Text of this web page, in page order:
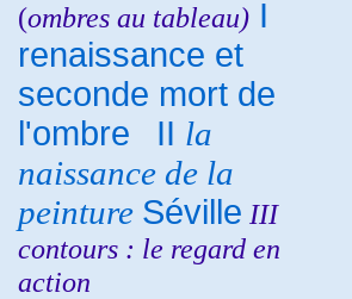
(ombres au tableau) I
renaissance et
seconde mort de
l'ombre
II la
naissance de la
peinture Séville III
contours : le regard en
action